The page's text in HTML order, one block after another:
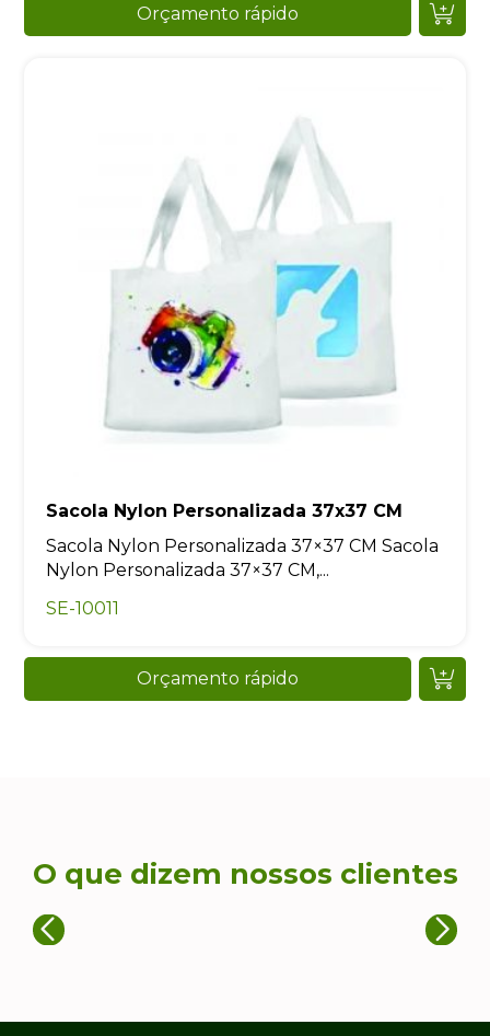
Orçamento rápido
Sacola Nylon Personalizada 37x37 CM
Sacola Nylon Personalizada 37×37 CM Sacola
Nylon Personalizada 37×37 CM,...
SE-10011
Orçamento rápido
O que dizem nossos clientes